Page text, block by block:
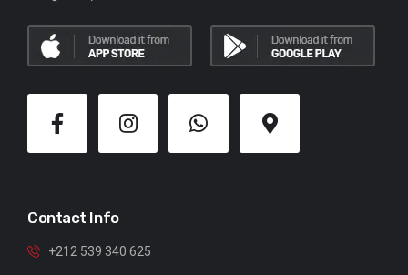
Contact Info
+212 539 340 625